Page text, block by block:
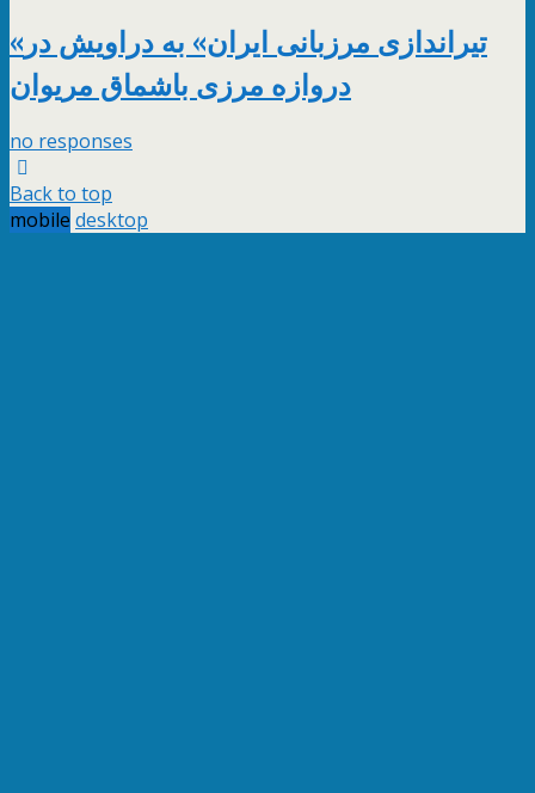
«تیراندازی مرزبانی ایران» به دراویش در
دروازه مرزی باشماق مریوان
no responses
Back to top
mobile desktop